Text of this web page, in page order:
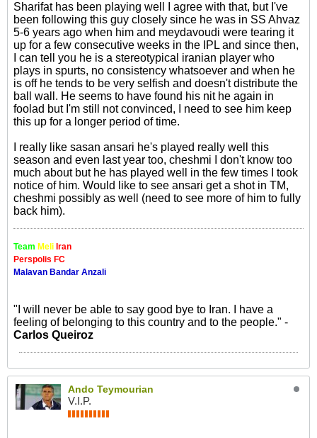
Sharifat has been playing well I agree with that, but I've
been following this guy closely since he was in SS Ahvaz
5-6 years ago when him and meydavoudi were tearing it
up for a few consecutive weeks in the IPL and since then,
I can tell you he is a stereotypical iranian player who
plays in spurts, no consistency whatsoever and when he
is off he tends to be very selfish and doesn't distribute the
ball wall. He seems to have found his nit he again in
foolad but I'm still not convinced, I need to see him keep
this up for a longer period of time.
I really like sasan ansari he's played really well this
season and even last year too, cheshmi I don't know too
much about but he has played well in the few times I took
notice of him. Would like to see ansari get a shot in TM,
cheshmi possibly as well (need to see more of him to fully
back him).
Team Meli Iran
Perspolis FC
Malavan Bandar Anzali
"I will never be able to say good bye to Iran. I have a
feeling of belonging to this country and to the people." -
Carlos Queiroz
Ando Teymourian
V.I.P.